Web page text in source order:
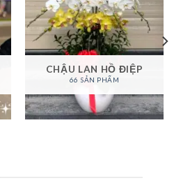
CHẬU LAN HỒ ĐIỆP
66 SẢN PHẨM